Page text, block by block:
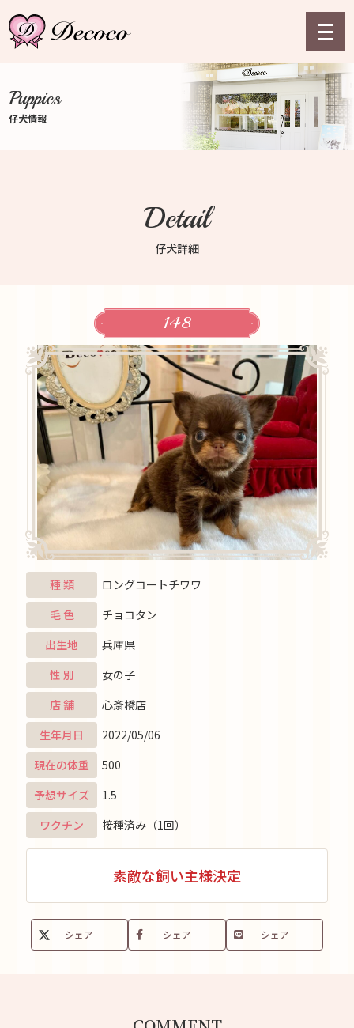
Puppies
仔犬情報
Detail
仔犬詳細
148
種 類
ロングコートチワワ
毛 色
チョコタン
出生地
兵庫県
性 別
女の子
店 舗
心斎橋店
生年月日
2022/05/06
現在の体重
500
予想サイズ
1.5
ワクチン
接種済み（1回）
素敵な飼い主様決定
シェア シェア シェア